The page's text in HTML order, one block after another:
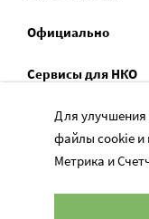
Официально
Сервисы для НКО
Спецпроекты
Социальное
Для улучшения
файлы cookie и
Метрика и